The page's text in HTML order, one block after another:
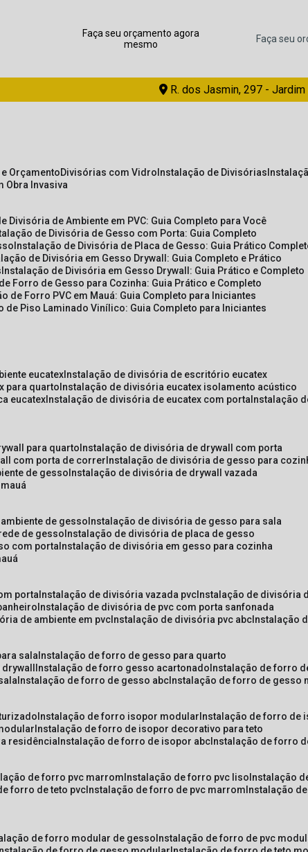
Faça seu orçamento agora
mesmo
Faça seu
R. dos Jasmin, 297 - Jardim
e Orçamento Divisórias com Vidro Instalação de Divisórias
Obra Invasiva
Divisória de Ambiente em PVC: Guia Completo para Você
de Divisória de Gesso com Porta: Guia Completo
Instalação de Divisória de Placa de Gesso: Guia Prático
de Divisória em Gesso Drywall: Guia Completo e Prático
Instalação de Divisória em Gesso Drywall: Guia Prático e Completo
Forro de Gesso para Cozinha: Guia Prático e Completo
de Forro PVC em Mauá: Guia Completo para Iniciantes
de Piso Laminado Vinílico: Guia Completo para Iniciantes
eucatex instalação de divisória de escritório eucatex
para quarto instalação de divisória eucatex isolamento acústico
eucatex instalação de divisória de eucatex com porta instalação
para quarto instalação de divisória de drywall com porta
com porta de correr instalação de divisória de gesso para
de gesso instalação de divisória de drywall vazada
de gesso instalação de divisória de gesso para sala
de gesso instalação de divisória de placa de gesso
com porta instalação de divisória em gesso para cozinha
porta instalação de divisória vazada pvc instalação de divisória
instalação de divisória de pvc com porta sanfonada
de ambiente em pvc instalação de divisória pvc abc instalação
sala instalação de forro de gesso para quarto
instalação de forro gesso acartonado instalação de forro
instalação de forro de gesso abc instalação de forro de gesso
instalação de forro isopor modular instalação de forro de
instalação de forro de isopor decorativo para teto
residência instalação de forro de isopor abc instalação de forro
de forro pvc marrom instalação de forro pvc liso instalação
forro de teto pvc instalação de forro de pvc marrom instalação
de forro modular de gesso instalação de forro de pvc